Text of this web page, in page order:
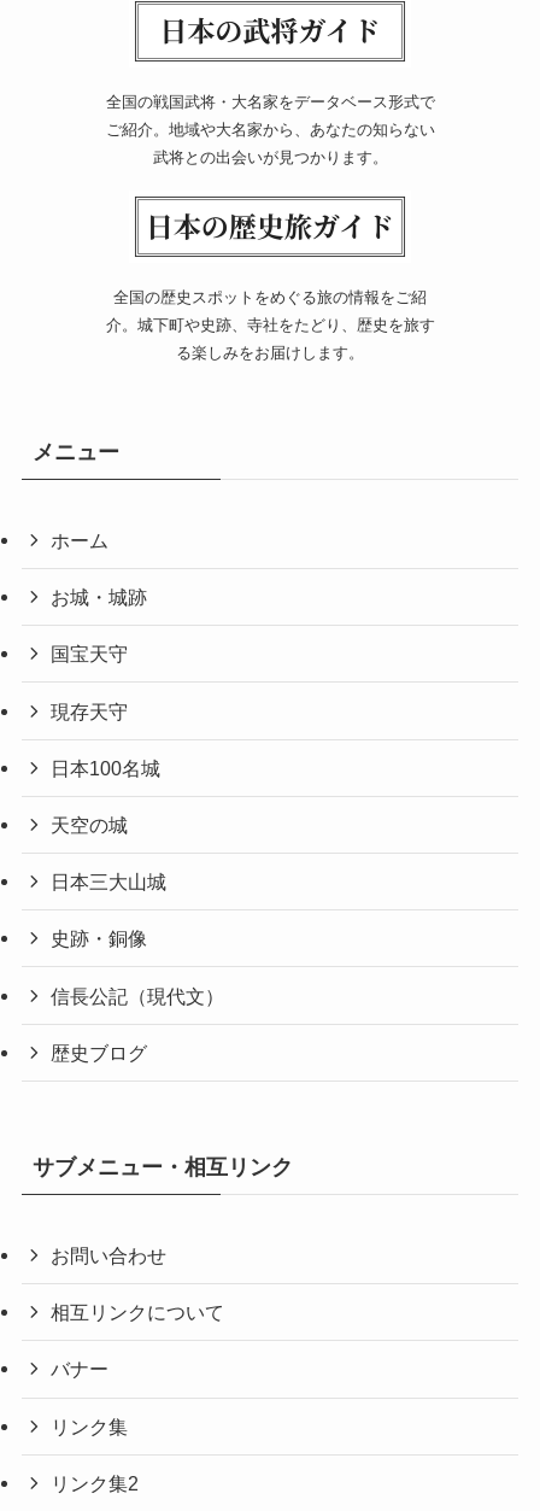
全国の戦国武将・大名家をデータベース形式で
ご紹介。地域や大名家から、あなたの知らない
武将との出会いが見つかります。
全国の歴史スポットをめぐる旅の情報をご紹
介。城下町や史跡、寺社をたどり、歴史を旅す
る楽しみをお届けします。
メニュー
ホーム
お城・城跡
国宝天守
現存天守
日本100名城
天空の城
日本三大山城
史跡・銅像
信長公記（現代文）
歴史ブログ
サブメニュー・相互リンク
お問い合わせ
相互リンクについて
バナー
リンク集
リンク集2